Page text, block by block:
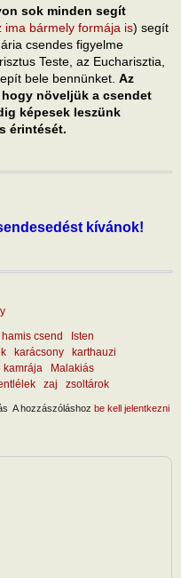
sok minden segít
ima bármely formája is) segít
csendes figyelme
Teste, az Eucharisztia,
bele bennünket. Az
növeljük a csendet
képesek leszünk
érintését.
kívánok!
hamis csend
Isten
karácsony
karthauzi
kamrája
Malakiás
zaj zsoltárok
A hozzászóláshozbe kell jelentkezni